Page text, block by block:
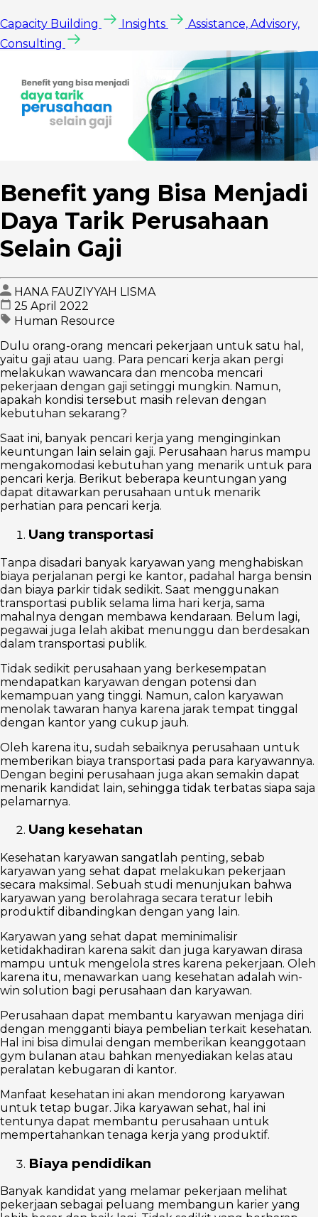
Capacity Building Insights
Assistance, Advisory,
Consulting
Benefit yang Bisa Menjadi
Daya Tarik Perusahaan
Selain Gaji
HANA FAUZIYYAH LISMA
25 April 2022
Human Resource
Dulu orang-orang mencari pekerjaan untuk satu hal,
yaitu gaji atau uang. Para pencari kerja akan pergi
melakukan wawancara dan mencoba mencari
pekerjaan dengan gaji setinggi mungkin. Namun,
apakah kondisi tersebut masih relevan dengan
kebutuhan sekarang?
Saat ini, banyak pencari kerja yang menginginkan
keuntungan lain selain gaji. Perusahaan harus mampu
mengakomodasi kebutuhan yang menarik untuk para
pencari kerja. Berikut beberapa keuntungan yang
dapat ditawarkan perusahaan untuk menarik
perhatian para pencari kerja.
Uang transportasi
Tanpa disadari banyak karyawan yang menghabiskan
biaya perjalanan pergi ke kantor, padahal harga bensin
dan biaya parkir tidak sedikit. Saat menggunakan
transportasi publik selama lima hari kerja, sama
mahalnya dengan membawa kendaraan. Belum lagi,
pegawai juga lelah akibat menunggu dan berdesakan
dalam transportasi publik.
Tidak sedikit perusahaan yang berkesempatan
mendapatkan karyawan dengan potensi dan
kemampuan yang tinggi. Namun, calon karyawan
menolak tawaran hanya karena jarak tempat tinggal
dengan kantor yang cukup jauh.
Oleh karena itu, sudah sebaiknya perusahaan untuk
memberikan biaya transportasi pada para karyawannya.
Dengan begini perusahaan juga akan semakin dapat
menarik kandidat lain, sehingga tidak terbatas siapa saja
pelamarnya.
Uang kesehatan
Kesehatan karyawan sangatlah penting, sebab
karyawan yang sehat dapat melakukan pekerjaan
secara maksimal. Sebuah studi menunjukan bahwa
karyawan yang berolahraga secara teratur lebih
produktif dibandingkan dengan yang lain.
Karyawan yang sehat dapat meminimalisir
ketidakhadiran karena sakit dan juga karyawan dirasa
mampu untuk mengelola stres karena pekerjaan. Oleh
karena itu, menawarkan uang kesehatan adalah win-
win solution bagi perusahaan dan karyawan.
Perusahaan dapat membantu karyawan menjaga diri
dengan mengganti biaya pembelian terkait kesehatan.
Hal ini bisa dimulai dengan memberikan keanggotaan
gym bulanan atau bahkan menyediakan kelas atau
peralatan kebugaran di kantor.
Manfaat kesehatan ini akan mendorong karyawan
untuk tetap bugar. Jika karyawan sehat, hal ini
tentunya dapat membantu perusahaan untuk
mempertahankan tenaga kerja yang produktif.
Biaya pendidikan
Banyak kandidat yang melamar pekerjaan melihat
pekerjaan sebagai peluang membangun karier yang